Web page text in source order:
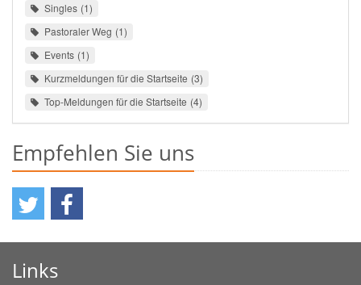
Singles 1
Pastoraler Weg 1
Events 1
Kurzmeldungen für die Startseite 3
Top-Meldungen für die Startseite 4
Empfehlen Sie uns
Links